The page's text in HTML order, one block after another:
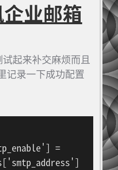
业邮箱
起来补交麻烦而且
记录一下成功配置
=